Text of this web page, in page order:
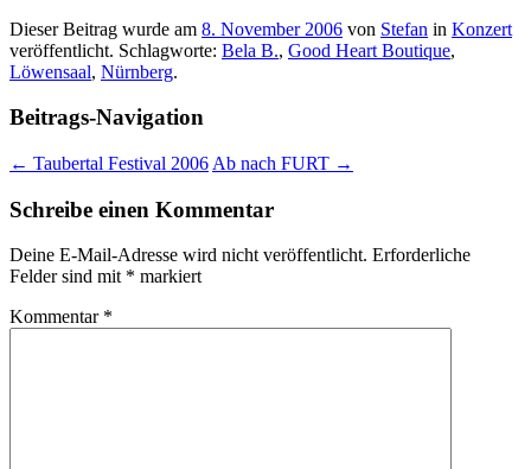
Dieser Beitrag wurde am 8. November 2006 von Stefan in Konzert
veröffentlicht. Schlagworte: Bela B., Good Heart Boutique,
Löwensaal, Nürnberg.
Beitrags-Navigation
← Taubertal Festival 2006 Ab nach FURT →
Schreibe einen Kommentar
Deine E-Mail-Adresse wird nicht veröffentlicht. Erforderliche
Felder sind mit * markiert
Kommentar *